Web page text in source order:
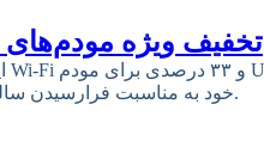
تخفیف ویژه مودم‌های
خود به مناسبت فرارسیدن سالروز میلاد مبارک حضرت امام علی (ع) و روز پدر خبر داد.